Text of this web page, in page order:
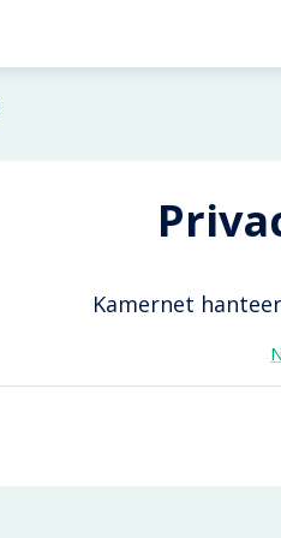
Kamernet